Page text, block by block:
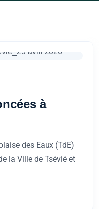
à
des Eaux (TdE)
la Ville de Tsévié et